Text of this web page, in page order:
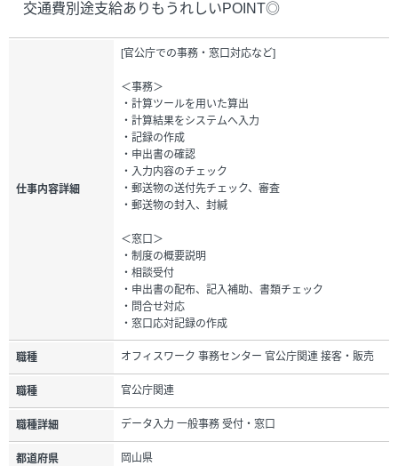
交通費別途支給ありもうれしいPOINT◎
仕事内容詳細
[官公庁での事務・窓口対応など]
＜事務＞
・計算ツールを用いた算出
・計算結果をシステムへ入力
・記録の作成
・申出書の確認
・入力内容のチェック
・郵送物の送付先チェック、審査
・郵送物の封入、封緘
＜窓口＞
・制度の概要説明
・相談受付
・申出書の配布、記入補助、書類チェック
・問合せ対応
・窓口応対記録の作成
職種 オフィスワーク 事務センター 官公庁関連 接客・販売
職種 官公庁関連
職種詳細 データ入力 一般事務 受付・窓口
都道府県 岡山県